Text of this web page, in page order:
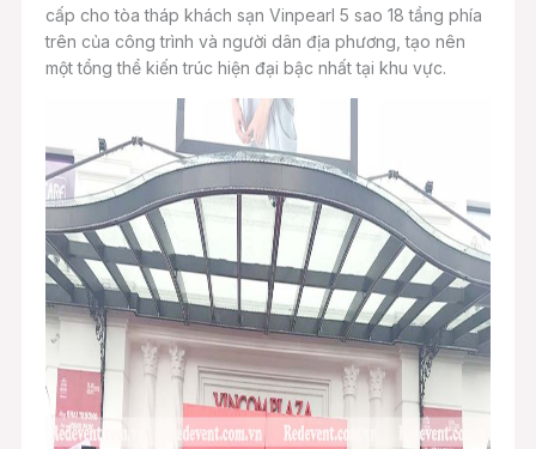
cấp cho tòa tháp khách sạn Vinpearl 5 sao 18 tầng phía
trên của công trình và người dân địa phương, tạo nên
một tổng thể kiến trúc hiện đại bậc nhất tại khu vực.